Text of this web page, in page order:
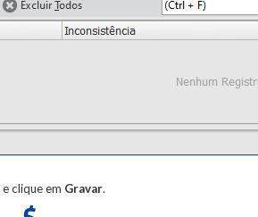
e clique em Gravar.